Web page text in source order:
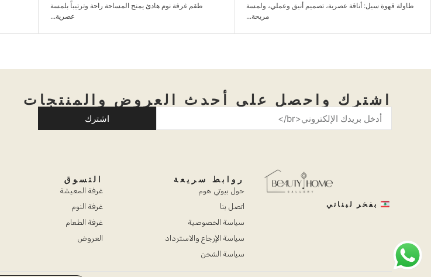
ولمسة
طقم غرفة نوم هادئ يمنح المساحة راحة وترتيباً بلمسة
كنبة ثلاثية عملية تضيف الراحة من دون ازدحام.
اشترك واحصل على أحدث العروض والمنتجات
اشترك
بفخر لبناني
روابط سريعة
حول بيوتي هوم
اتصل بنا
سياسة الخصوصية
سياسة الإرجاع والاسترداد
سياسة الشحن
التسوق
غرفة المعيشة
غرفة النوم
غرفة الطعام
العروض